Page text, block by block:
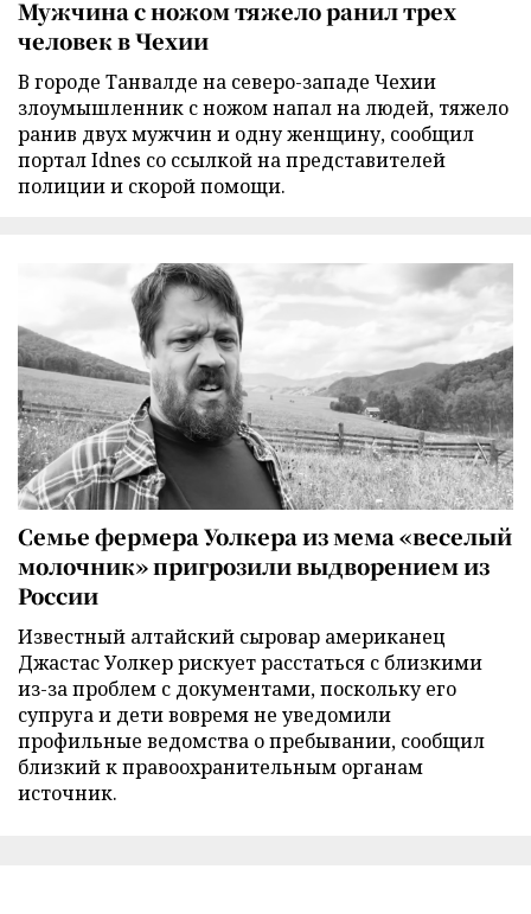
Мужчина с ножом тяжело ранил трех
человек в Чехии
В городе Танвалде на северо-западе Чехии
злоумышленник с ножом напал на людей, тяжело
ранив двух мужчин и одну женщину, сообщил
портал Idnes со ссылкой на представителей
полиции и скорой помощи.
Семье фермера Уолкера из мема «веселый
молочник» пригрозили выдворением из
России
Известный алтайский сыровар американец
Джастас Уолкер рискует расстаться с близкими
из-за проблем с документами, поскольку его
супруга и дети вовремя не уведомили
профильные ведомства о пребывании, сообщил
близкий к правоохранительным органам
источник.